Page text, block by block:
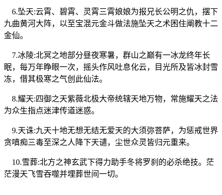
6.坠天:云霄、碧霄、灵霄三霄娘娘为报兄长公明之仇，摆下
九曲黄河大阵，以至宝混元金斗做法施坠天之术困住阐教十二
金仙。
7.冰陵:北冥之地部分昼夜寒暑，群山之巅有一冰龙终年长
眠，每万年睁眼一次，摇头作风吐息化云，目光所及皆冰封雪
冻，借其极寒之气创此仙法。
8.耀天:四御之天紫薇北极大帝统辖天地万物，常施耀天之法
为众生指点迷津传道迷惑。
9.天诛:九天十地无想无结无爱天的大须弥菩萨，为惩戒世界
贪嗔痴三毒至深之人降下天谴，尘世众灵皆归元重来。
10.雪葬:北方之神玄武下得力助手冬将罗刹的必杀绝技。茫
茫漫天飞雪吞噬并埋葬世间一切。